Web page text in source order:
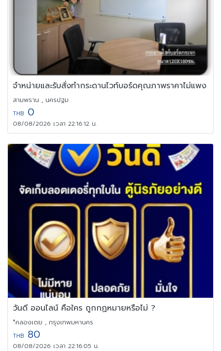
จำหน่ายและรับสั่งทำกระดานไวท์บอร์ดคุณภาพราคาไม่แพง
สามพราน , นครปฐม
THB 0
08/08/2026 เวลา 22:16:12 น.
วันดี ออนไลน์ คือใคร ถูกกฏหมายหรือไม่ ?
*คลองเตย , กรุงเทพมหานคร
THB 80
08/08/2026 เวลา 22:16:05 น.